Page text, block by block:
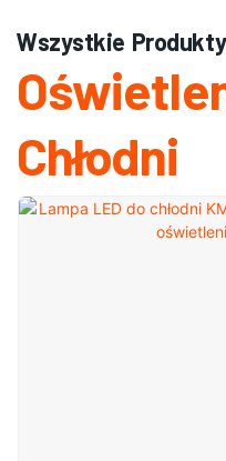
Wszystkie
Chłodni